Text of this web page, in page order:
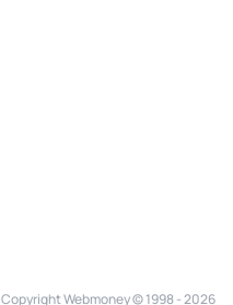
Copyright Webmoney © 1998 - 2026